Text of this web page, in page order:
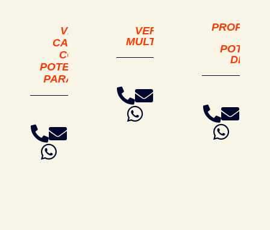
VER
CASAS
CON
POTENCIAL
PARA ADU
VER DÚPLEX Y
MULTIFAMILIARES
DE